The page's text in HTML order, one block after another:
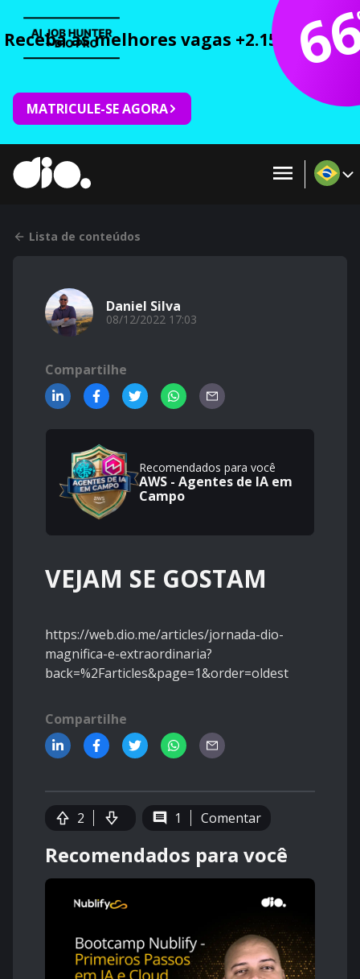
Receba as melhores vagas +2.150 cursos
MATRICULE-SE AGORA
Lista de conteúdos
Daniel Silva
08/12/2022 17:03
Compartilhe
Recomendados para você
AWS - Agentes de IA em
Campo
VEJAM SE GOSTAM
https://web.dio.me/articles/jornada-dio-
magnifica-e-extraordinaria?
back=%2Farticles&page=1&order=oldest
Compartilhe
2 1 Comentar
Recomendados para você